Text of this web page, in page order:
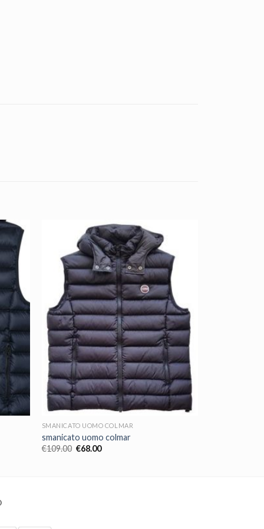
SMANICATO UOMO COLMAR
smanicato uomo colmar
€109.00 €68.00